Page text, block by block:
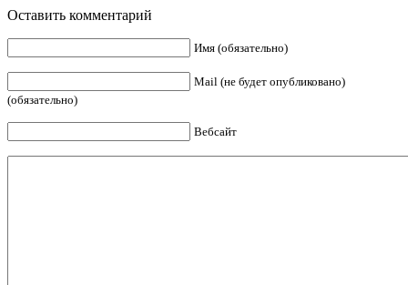
Оставить комментарий
Имя (обязательно)
Mail (не будет опубликовано)
(обязательно)
Вебсайт